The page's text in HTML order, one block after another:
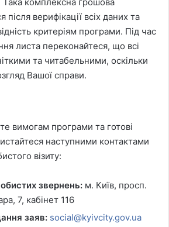
після верифікації всіх даних та
критеріям програми. Під час
листа переконайтеся, що всі
та читабельними, оскільки
Вашої справи.
вимогам програми та готові
наступними контактами
візиту:
звернень: м. Київ, просп.
7, кабінет 116
заяв: social@kyivcity.gov.ua